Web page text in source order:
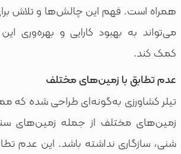
فهم این چالش‌ها و تلاش برای رفع آن‌ها
بهبود کارایی و بهره‌وری این دستگاه‌ها
با زمین‌های مختلف
به‌گونه‌ای طراحی شده که ممکن است با
از جمله زمین‌های سنگی، نرم یا
نداشته باشد. این عدم تطابق می‌تواند